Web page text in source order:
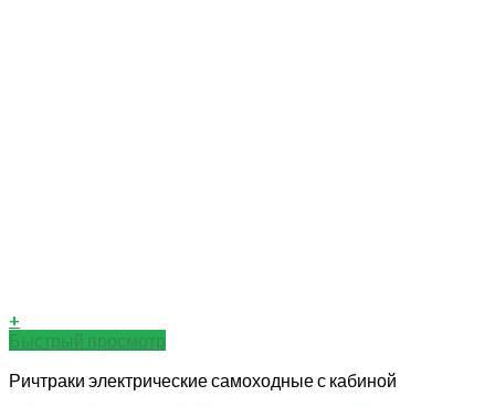
+
Быстрый просмотр
Ричтраки электрические самоходные с кабиной